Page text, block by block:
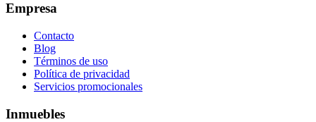
Empresa
Contacto
Blog
Términos de uso
Política de privacidad
Servicios promocionales
Inmuebles